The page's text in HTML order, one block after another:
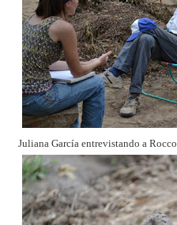
Juliana García entrevistando a Rocco